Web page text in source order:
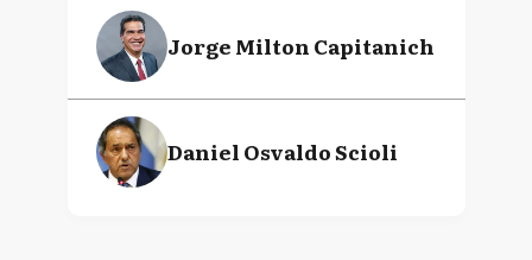
Jorge Milton Capitanich
Daniel Osvaldo Scioli